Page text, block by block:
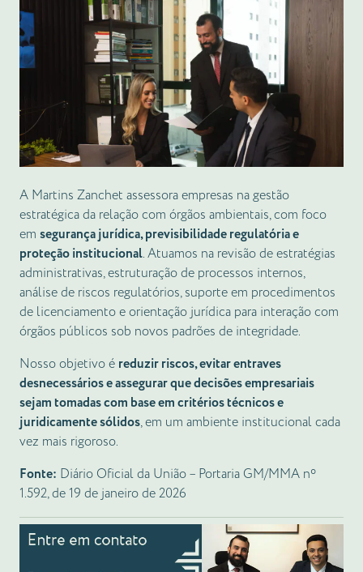
A Martins Zanchet assessora empresas na gestão
estratégica da relação com órgãos ambientais, com foco
em segurança jurídica, previsibilidade regulatória e
proteção institucional. Atuamos na revisão de estratégias
administrativas, estruturação de processos internos,
análise de riscos regulatórios, suporte em procedimentos
de licenciamento e orientação jurídica para interação com
órgãos públicos sob novos padrões de integridade.
Nosso objetivo é reduzir riscos, evitar entraves
desnecessários e assegurar que decisões empresariais
sejam tomadas com base em critérios técnicos e
juridicamente sólidos, em um ambiente institucional cada
vez mais rigoroso.
Fonte: Diário Oficial da União – Portaria GM/MMA nº
1.592, de 19 de janeiro de 2026